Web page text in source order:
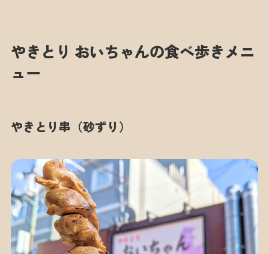
やきとり おいちゃんの食べ歩きメニ
ュー
やきとり串（砂ずり）